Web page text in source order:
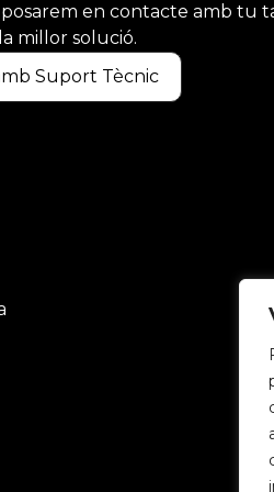
en contacte amb tu
millor solució.
Suport Tècnic